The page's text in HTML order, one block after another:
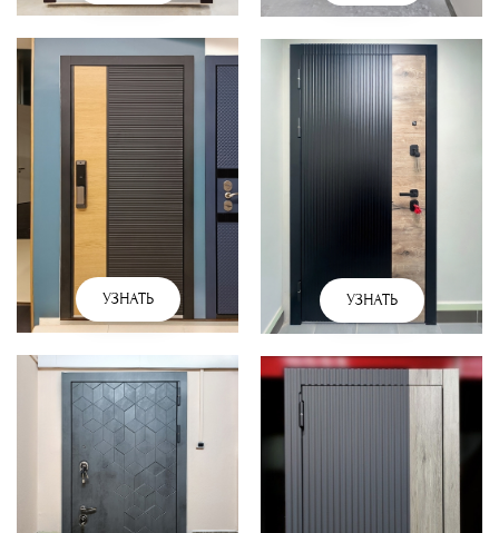
УЗНАТЬ УЗНАТЬ